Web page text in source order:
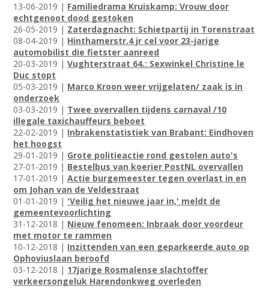
13-06-2019 | Familiedrama Kruiskamp: Vrouw door
echtgenoot dood gestoken
26-05-2019 | Zaterdagnacht: Schietpartij in Torenstraat
08-04-2019 | Hinthamerstr.4 jr cel voor 23-jarige
automobilist die fietster aanreed
20-03-2019 |Vughterstraat 64.: Sexwinkel Christine le
Duc stopt
05-03-2019 | Marco Kroon weer vrijgelaten/ zaak is in
onderzoek
03-03-2019 | Twee overvallen tijdens carnaval /10
illegale taxichauffeurs beboet
22-02-2019 | Inbrakenstatistiek van Brabant: Eindhoven
het hoogst
29-01-2019 | Grote politieactie rond gestolen auto's
27-01-2019 | Bestelbus van koerier PostNL overvallen
17-01-2019 |Actie burgemeester tegen overlast in en
om Johan van de Veldestraat
01-01-2019 | 'Veilig het nieuwe jaar in,' meldt de
gemeentevoorlichting
31-12-2018 | Nieuw fenomeen: Inbraak door voordeur
met motor te rammen
10-12-2018 | Inzittenden van een geparkeerde auto op
Ophoviuslaan beroofd
03-12-2018 | 17jarige Rosmalense slachtoffer
verkeersongeluk Harendonkweg overleden